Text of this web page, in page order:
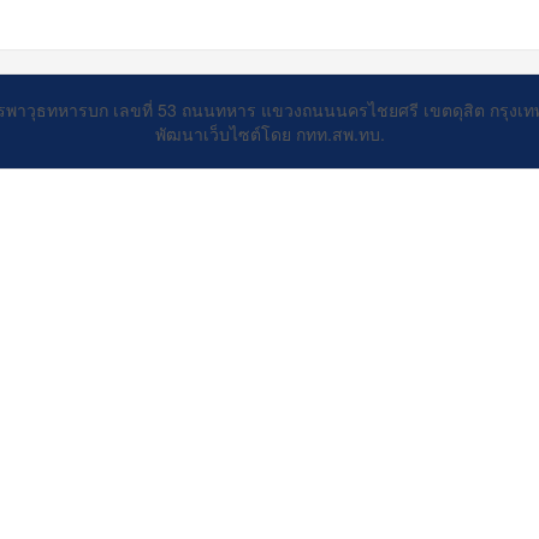
พาวุธทหารบก เลขที่ 53 ถนนทหาร แขวงถนนนครไชยศรี เขตดุสิต กรุงเ
พัฒนาเว็บไซต์โดย กทท.สพ.ทบ.